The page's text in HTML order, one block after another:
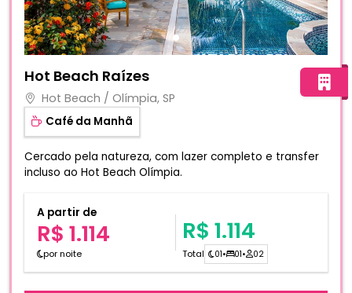
Hot Beach Raízes
Hot Beach / Olímpia, SP
Café da Manhã
Cercado pela natureza, com lazer completo e transfer
incluso ao Hot Beach Olímpia.
A partir de
R$ 1.114
por noite
R$ 1.114
Total 01• 01• 02